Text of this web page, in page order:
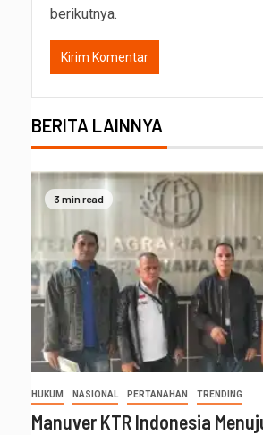
berikutnya.
BERITA LAINNYA
3 min read
HUKUM NASIONAL PERTANAHAN TRENDING
Manuver KTR Indonesia